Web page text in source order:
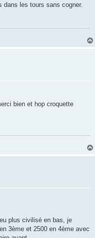
dans les tours sans cogner.
bien et hop croquette
plus civilisé en bas, je
3ème et 2500 en 4ème avec